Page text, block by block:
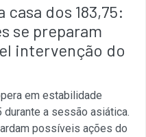
casa dos 183,75:
se preparam
intervenção do
em estabilidade
durante a sessão asiática.
possíveis ações do